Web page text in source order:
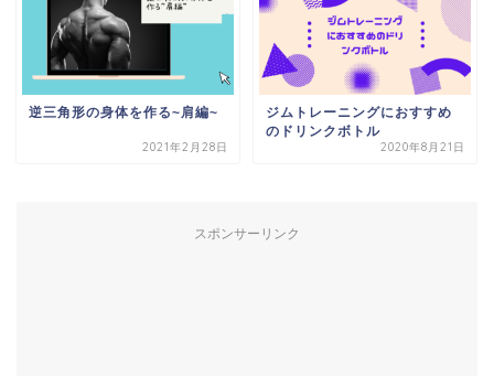
逆三角形の身体を作る~肩編~
2021年2月28日
ジムトレーニングにおすすめ
のドリンクボトル
2020年8月21日
スポンサーリンク